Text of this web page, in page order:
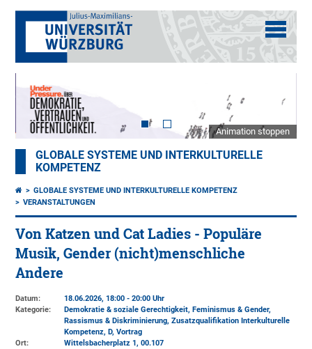
Animation stoppen
GLOBALE SYSTEME UND INTERKULTURELLE
KOMPETENZ
GLOBALE SYSTEME UND INTERKULTURELLE KOMPETENZ
VERANSTALTUNGEN
Von Katzen und Cat Ladies - Populäre
Musik, Gender (nicht)menschliche
Andere
Datum:
18.06.2026, 18:00 - 20:00 Uhr
Kategorie:
Demokratie & soziale Gerechtigkeit, Feminismus & Gender,
Rassismus & Diskriminierung, Zusatzqualifikation Interkulturelle
Kompetenz, D, Vortrag
Ort:
Wittelsbacherplatz 1, 00.107